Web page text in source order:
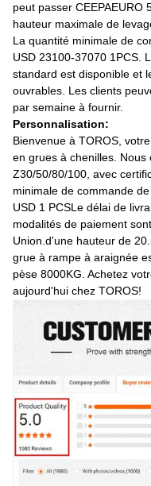
peut passer CEEPAEURO
hauteur maximale de
La quantité minimale de
USD 23100-37070 1PCS.
standard est disponible et
ouvrables. Les clients
par semaine à fournir.
Personnalisation:
Bienvenue à TOROS,
en grues à chenilles.
Z30/50/80/100, avec
minimale de commande
USD 1 PCSLe délai de
modalités de paiement
Union.d'une hauteur de
grue à rampe à araignée
pèse 8000KG. Achetez
aujourd'hui chez TOROS!